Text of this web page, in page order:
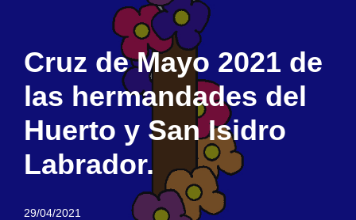
Cruz de Mayo 2021 de
las hermandades del
Huerto y San Isidro
Labrador.
29/04/2021